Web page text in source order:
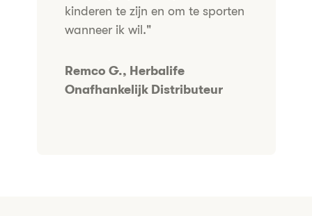
kinderen te zijn en om te sporten
wanneer ik wil."
​Remco G., Herbalife
Onafhankelijk Distributeur